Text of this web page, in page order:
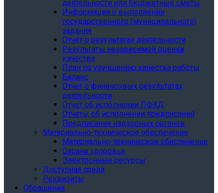
деятельности или бюджетные сметы
Информация о выполнении
государственного (муниципального)
задания
Отчёт о результатах деятельности
Результаты независимой оценки
качества
План по улучшению качества работы
Баланс
Отчет о финансовых результатах
деятельности
Отчет об исполнении ПФХД
Отчеты об исполнении предписаний
Предписания надзорных органов
Материально-техническое обеспечение
Материально-техническое обеспечение
Охрана здоровья
Электронные ресурсы
Доступная среда
Реквизиты
Обращения